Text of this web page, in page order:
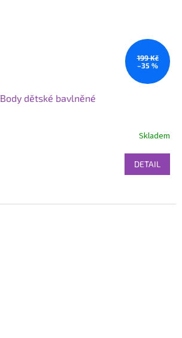
199 Kč
–35 %
Body dětské bavlněné
Skladem
DETAIL